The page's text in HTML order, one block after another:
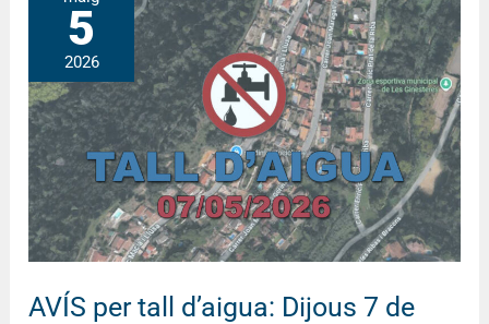
5
2026
AVÍS per tall d’aigua: Dijous 7 de
d’aigua:
Dijous
7
de
maig
de
2026